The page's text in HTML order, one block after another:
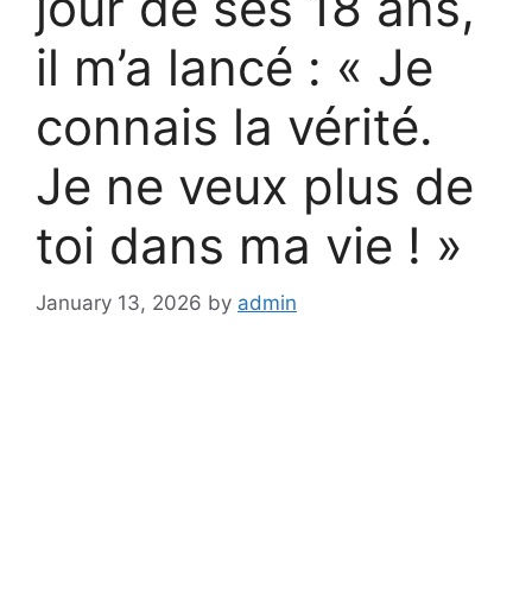
il m’a lancé : « Je
connais la vérité.
Je ne veux plus de
toi dans ma vie ! »
January 13, 2026 by admin